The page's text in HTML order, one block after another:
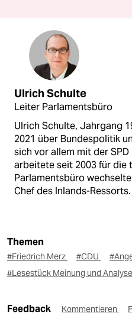
Ulrich Schulte
Leiter Parlamentsbüro
Ulrich Schulte, Jahrgang
2021 über Bundespolitik
sich vor allem mit der
arbeitete seit 2003 für die
Parlamentsbüro
Chef des Inlands-Ressorts.
Themen
#Friedrich Merz #CDU
#Lesestück Meinung und Analyse
Feedback Kommentieren